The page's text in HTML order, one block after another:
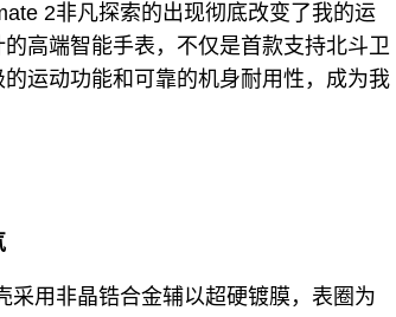
2非凡探索的出现彻底改变了我的运
高端智能手表，不仅是首款支持北斗卫
运动功能和可靠的机身耐用性，成为我
采用非晶锆合金辅以超硬镀膜，表圈为